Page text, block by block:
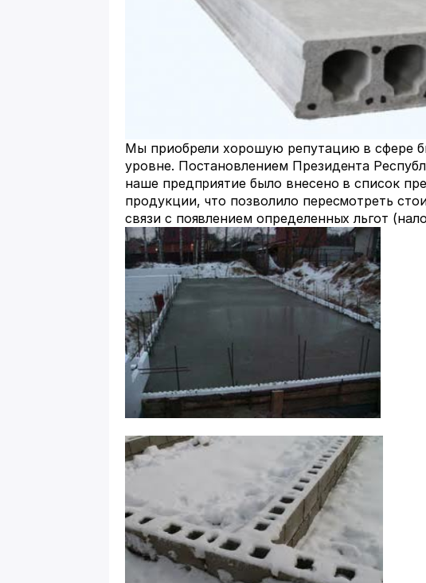
Мы приобрели хорошую репутацию в сфере
уровне. Постановлением Президента
наше предприятие было внесено в список
продукции, что позволило пересмотреть
связи с появлением определенных льгот